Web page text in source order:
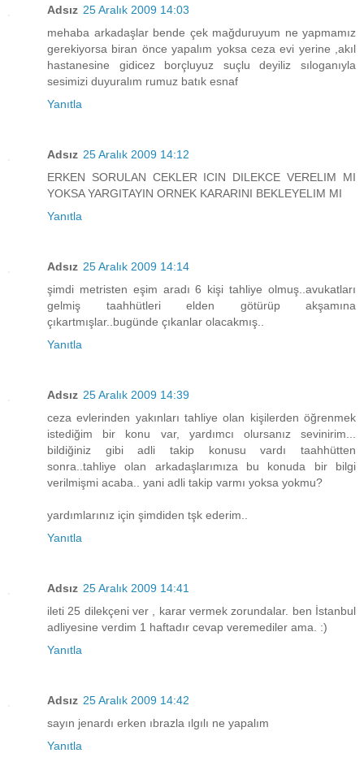
Adsız 25 Aralık 2009 14:03
mehaba arkadaşlar bende çek mağduruyum ne yapmamız
gerekiyorsa biran önce yapalım yoksa ceza evi yerine ,akıl
hastanesine gidicez borçluyuz suçlu deyiliz sıloganıyla
sesimizi duyuralım rumuz batık esnaf
Yanıtla
Adsız 25 Aralık 2009 14:12
ERKEN SORULAN CEKLER ICIN DILEKCE VERELIM MI
YOKSA YARGITAYIN ORNEK KARARINI BEKLEYELIM MI
Yanıtla
Adsız 25 Aralık 2009 14:14
şimdi metristen eşim aradı 6 kişi tahliye olmuş..avukatları
gelmiş taahhütleri elden götürüp akşamına
çıkartmışlar..bugünde çıkanlar olacakmış..
Yanıtla
Adsız 25 Aralık 2009 14:39
ceza evlerinden yakınları tahliye olan kişilerden öğrenmek
istediğim bir konu var, yardımcı olursanız sevinirim...
bildiğiniz gibi adli takip konusu vardı taahhütten
sonra..tahliye olan arkadaşlarımıza bu konuda bir bilgi
verilmişmi acaba.. yani adli takip varmı yoksa yokmu?
yardımlarınız için şimdiden tşk ederim..
Yanıtla
Adsız 25 Aralık 2009 14:41
ileti 25 dilekçeni ver , karar vermek zorundalar. ben İstanbul
adliyesine verdim 1 haftadır cevap veremediler ama. :)
Yanıtla
Adsız 25 Aralık 2009 14:42
sayın jenardı erken ıbrazla ılgılı ne yapalım
Yanıtla